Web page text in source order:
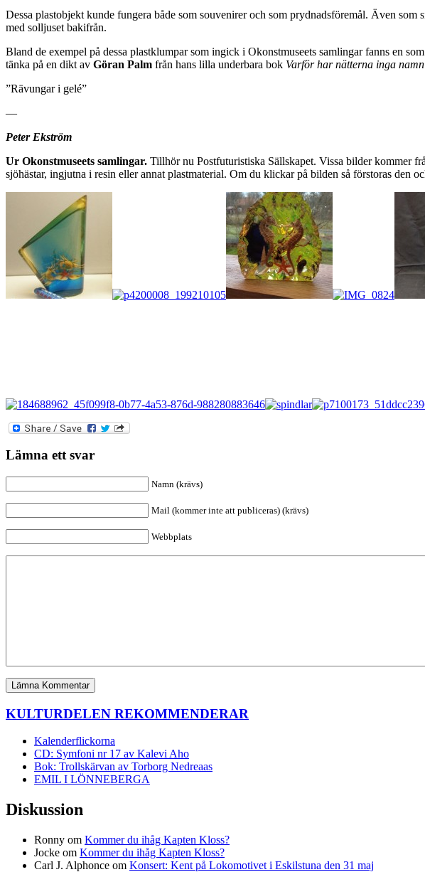
Dessa plastobjekt kunde fungera både som souvenirer och som prydnadsföremål. Även
med solljuset bakifrån.
Bland de exempel på dessa plastklumpar som ingick i Okonstmuseets samlingar fanns en
tänka på en dikt av Göran Palm från hans lilla underbara bok Varför har nätterna inga
”Rävungar i gelé”
—
Peter Ekström
Ur Okonstmuseets samlingar. Tillhör nu Postfuturistiska Sällskapet. Vissa bilder kommer
sjöhästar, ingjutna i resin eller annat plastmaterial. Om du klickar på bilden så förstoras den
Lämna ett svar
Namn (krävs)
Mail (kommer inte att publiceras) (krävs)
Webbplats
KULTURDELEN REKOMMENDERAR
Kalenderflickorna
CD: Symfoni nr 17 av Kalevi Aho
Bok: Trollskärvan av Torborg Nedreaas
EMIL I LÖNNEBERGA
Diskussion
Ronny om Kommer du ihåg Kapten Kloss?
Jocke om Kommer du ihåg Kapten Kloss?
Carl J. Alphonce om Konsert: Kent på Lokomotivet i Eskilstuna den 31 maj